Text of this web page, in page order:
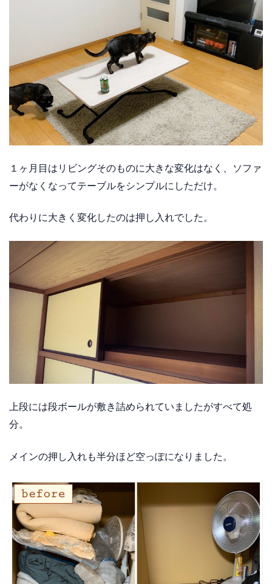
１ヶ月目はリビングそのものに大きな変化はなく、ソファ
ーがなくなってテーブルをシンプルにしただけ。
代わりに大きく変化したのは押し入れでした。
上段には段ボールが敷き詰められていましたがすべて処
分。
メインの押し入れも半分ほど空っぽになりました。